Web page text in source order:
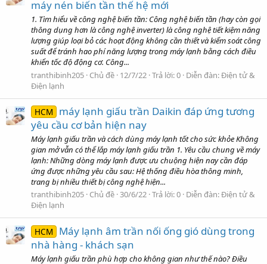
máy nén biến tần thế hệ mới
1. Tìm hiểu về công nghệ biến tần: Công nghệ biến tần (hay còn gọi
thông dụng hơn là công nghệ inverter) là công nghệ tiết kiệm năng
lượng giúp loại bỏ các hoạt động không cần thiết và kiểm soát công
suất để tránh hao phí năng lượng trong máy lạnh bằng cách điều
khiển tốc độ động cơ. Công...
tranthibinh205 Chủ đề 12/7/22 Trả lời: 0 Diễn đàn:Điện tử &
Điện lạnh
HCM
máy lạnh giấu trần Daikin đáp ứng tương
yêu cầu cơ bản hiện nay
Máy lạnh giấu trần và cách dùng máy lạnh tốt cho sức khỏe Không
gian mở vẫn có thể lắp máy lạnh giấu trần 1. Yêu cầu chung về máy
lạnh: Những dòng máy lạnh được ưu chuộng hiện nay cần đáp
ứng được những yêu cầu sau: Hệ thống điều hòa thông minh,
trang bị nhiều thiết bị công nghệ hiện...
tranthibinh205 Chủ đề 30/6/22 Trả lời: 0 Diễn đàn:Điện tử &
Điện lạnh
HCM
Máy lạnh âm trần nối ống gió dùng trong
nhà hàng - khách sạn
Máy lạnh giấu trần phù hợp cho không gian như thế nào? Điều